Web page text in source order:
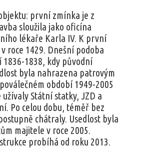
první zmínka je z
sloužila jako oficína
lékaře Karla IV. K první
roce 1429. Dnešní podoba
1836-1838, kdy původní
byla nahrazena patrovým
období 1949-2005
Státní statky, JZD a
Po celou dobu, téměř bez
chátraly. Usedlost byla
majitele v roce 2005.
probíhá od roku 2013.